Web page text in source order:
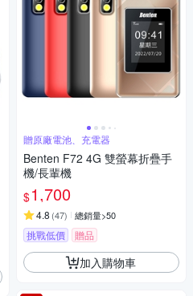
贈原廠電池、充電器
Benten F72 4G 雙螢幕折疊手
機/長輩機
$1,700
4.8 (47) 總銷量>50
挑戰低價 贈品
加入購物車